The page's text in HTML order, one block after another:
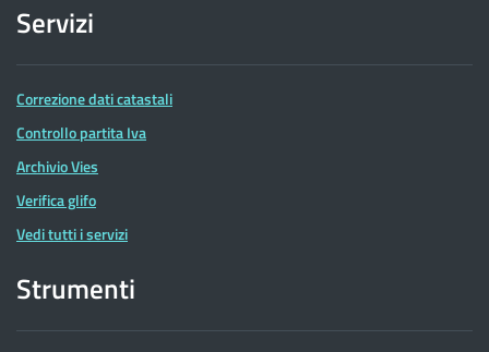
Servizi
Correzione dati catastali
Controllo partita Iva
Archivio Vies
Verifica glifo
Vedi tutti i servizi
Strumenti